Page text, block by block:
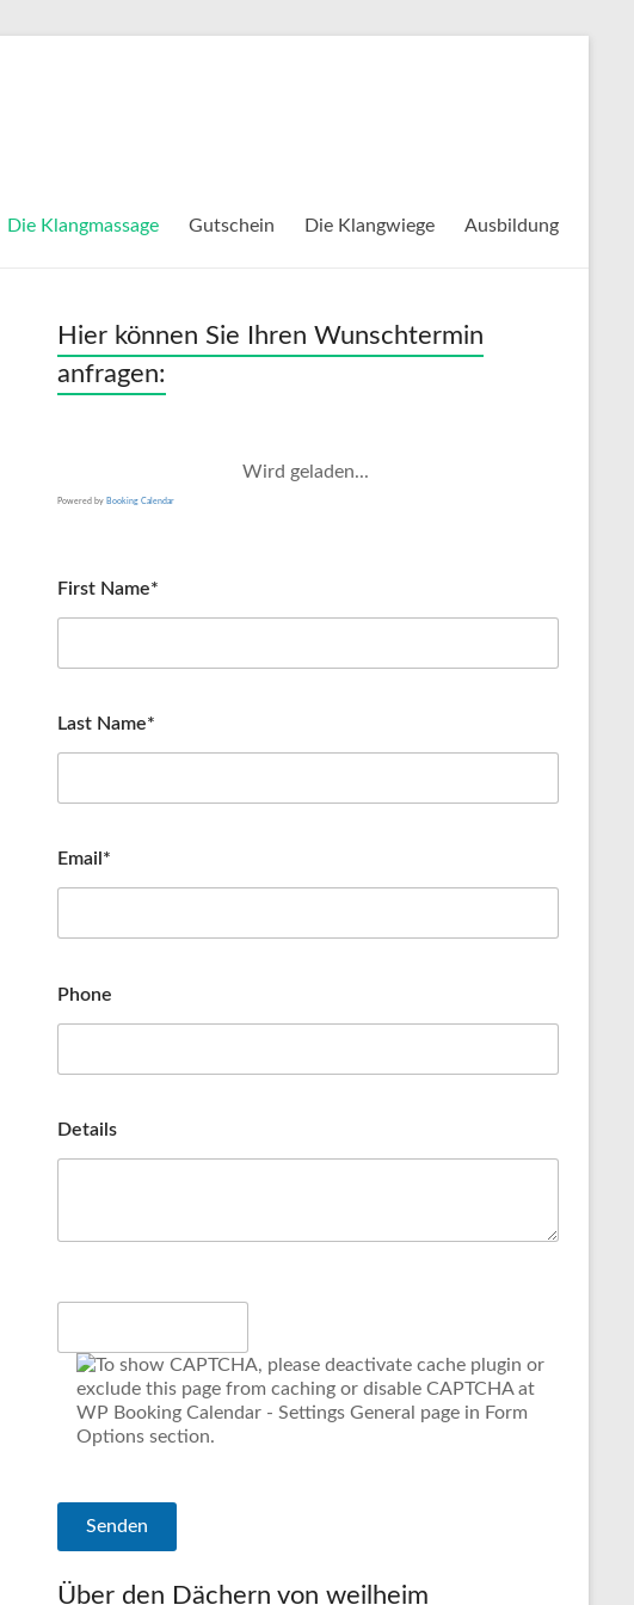
Die Klangmassage Gutschein Die Klangwiege Ausbildung
Hier können Sie Ihren Wunschtermin
anfragen:
Wird geladen...
Powered by Booking Calendar
First Name*
Last Name*
Email*
Phone
Details
Über den Dächern von weilheim